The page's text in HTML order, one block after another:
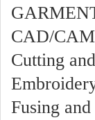
CAD/CAM
Cutting
Fusing and